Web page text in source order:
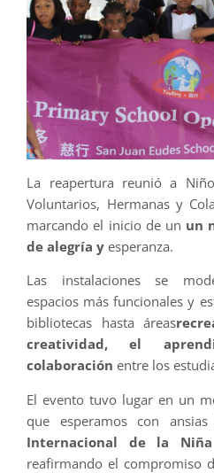
La reapertura reunió a
Voluntarios, Hermanas y
marcando el inicio de un un
de alegría y esperanza.
Las instalaciones se
espacios más funcionales y
bibliotecas hasta áreas
creatividad, el
colaboración entre los
El evento tuvo lugar en un
que esperamos con
Internacional de la Niña
reafirmando el compromiso